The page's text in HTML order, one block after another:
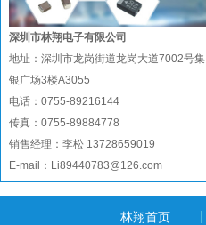
深圳市林翔电子有限公司
地址：深圳市龙岗街道龙岗大道7002号集
银广场3楼A3055
电话：0755-89216144
传真：0755-89884778
销售经理：李松 13728659019
E-mail：Li89440783@126.com
林翔首页